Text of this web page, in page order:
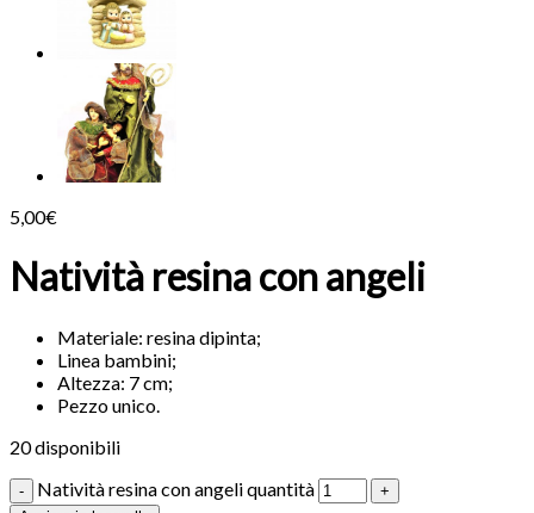
5,00€
Natività resina con angeli
Materiale: resina dipinta;
Linea bambini;
Altezza: 7 cm;
Pezzo unico.
20 disponibili
Natività resina con angeli quantità